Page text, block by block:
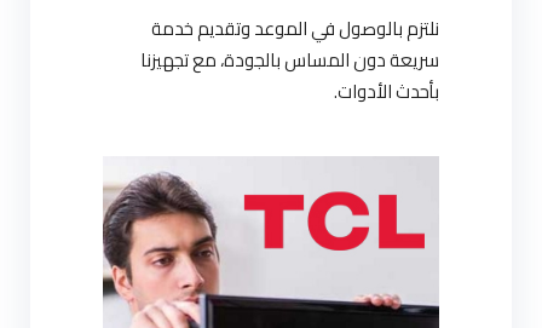
نلتزم بالوصول في الموعد وتقديم خدمة
سريعة دون المساس بالجودة، مع تجهيزنا
بأحدث الأدوات.